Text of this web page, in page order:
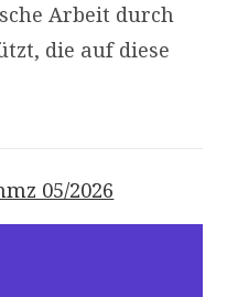
Arbeit durch
die auf diese
05/2026